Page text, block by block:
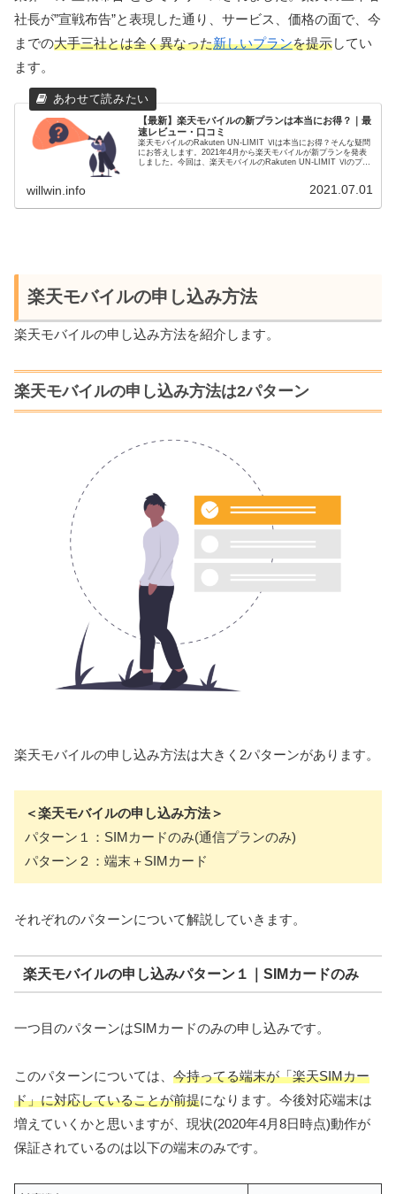
社長が”宣戦布告”と表現した通り、サービス、価格の面で、今
までの大手三社とは全く異なった新しいプランを提示してい
ます。
【最新】楽天モバイルの新プランは本当にお得？｜最
速レビュー・口コミ
楽天モバイルのRakuten UN-LIMIT Ⅵは本当にお得？そんな疑問
にお答えします。2021年4月から楽天モバイルが新プランを発表
しました。今回は、楽天モバイルのRakuten UN-LIMIT Ⅵのプラ
willwin.info 2021.07.01
楽天モバイルの申し込み方法
楽天モバイルの申し込み方法を紹介します。
楽天モバイルの申し込み方法は2パターン
楽天モバイルの申し込み方法は大きく2パターンがあります。
＜楽天モバイルの申し込み方法＞
パターン１：SIMカードのみ(通信プランのみ)
パターン２：端末＋SIMカード
それぞれのパターンについて解説していきます。
楽天モバイルの申し込みパターン１｜SIMカードのみ
一つ目のパターンはSIMカードのみの申し込みです。
このパターンについては、 今持ってる端末が「楽天SIMカー
ド」に対応していることが前提になります。今後対応端末は
増えていくかと思いますが、現状(2020年4月8日時点)動作が
保証されているのは以下の端末のみです。